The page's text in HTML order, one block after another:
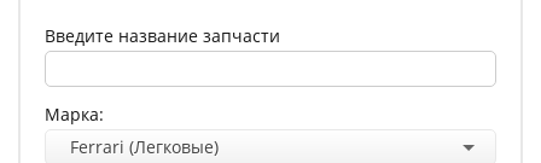
Введите название запчасти
Марка:
Ferrari (Легковые)